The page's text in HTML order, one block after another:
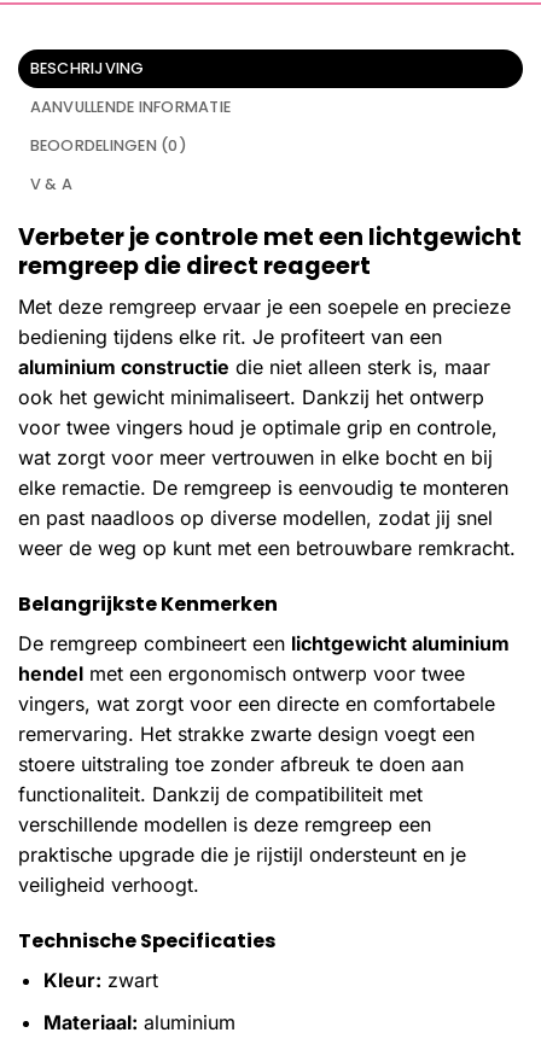
BESCHRIJVING
AANVULLENDE INFORMATIE
BEOORDELINGEN (0)
V & A
Verbeter je controle met een lichtgewicht
remgreep die direct reageert
Met deze remgreep ervaar je een soepele en precieze
bediening tijdens elke rit. Je profiteert van een
aluminium constructie die niet alleen sterk is, maar
ook het gewicht minimaliseert. Dankzij het ontwerp
voor twee vingers houd je optimale grip en controle,
wat zorgt voor meer vertrouwen in elke bocht en bij
elke remactie. De remgreep is eenvoudig te monteren
en past naadloos op diverse modellen, zodat jij snel
weer de weg op kunt met een betrouwbare remkracht.
Belangrijkste Kenmerken
De remgreep combineert een lichtgewicht aluminium
hendel met een ergonomisch ontwerp voor twee
vingers, wat zorgt voor een directe en comfortabele
remervaring. Het strakke zwarte design voegt een
stoere uitstraling toe zonder afbreuk te doen aan
functionaliteit. Dankzij de compatibiliteit met
verschillende modellen is deze remgreep een
praktische upgrade die je rijstijl ondersteunt en je
veiligheid verhoogt.
Technische Specificaties
Kleur: zwart
Materiaal: aluminium